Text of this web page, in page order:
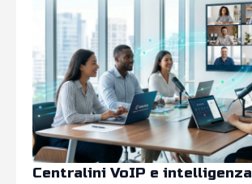
Centralini VoIP e intelligenza